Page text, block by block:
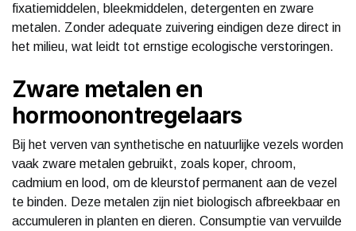
fixatiemiddelen, bleekmiddelen, detergenten en zware
metalen. Zonder adequate zuivering eindigen deze direct in
het milieu, wat leidt tot ernstige ecologische verstoringen.
Zware metalen en
hormoonontregelaars
Bij het verven van synthetische en natuurlijke vezels worden
vaak zware metalen gebruikt, zoals koper, chroom,
cadmium en lood, om de kleurstof permanent aan de vezel
te binden. Deze metalen zijn niet biologisch afbreekbaar en
accumuleren in planten en dieren. Consumptie van vervuilde